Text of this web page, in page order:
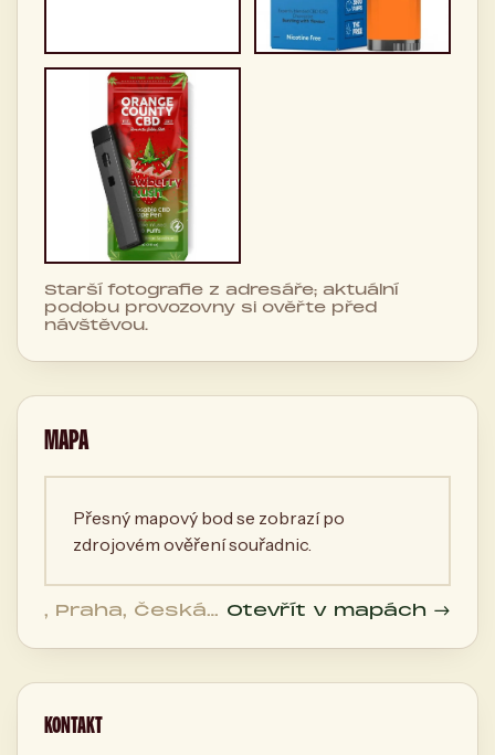
Starší fotografie z adresáře; aktuální
podobu provozovny si ověřte před
návštěvou.
MAPA
Přesný mapový bod se zobrazí po
zdrojovém ověření souřadnic.
, Praha, Česká
Otevřít v mapách →
KONTAKT